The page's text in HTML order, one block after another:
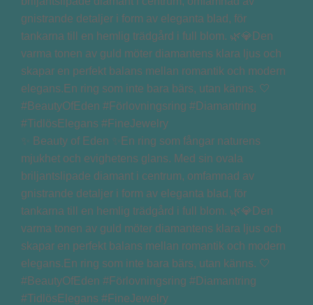
✨ Beauty of Eden ✨En ring som fångar naturens
mjukhet och evighetens glans. Med sin ovala
briljantslipade diamant i centrum, omfamnad av
gnistrande detaljer i form av eleganta blad, för
tankarna till en hemlig trädgård i full blom. 🌿💎Den
varma tonen av guld möter diamantens klara ljus och
skapar en perfekt balans mellan romantik och modern
elegans.En ring som inte bara bärs, utan känns. 🤍
#BeautyOfEden #Förlovningsring #Diamantring
#TidlösElegans #FineJewelry